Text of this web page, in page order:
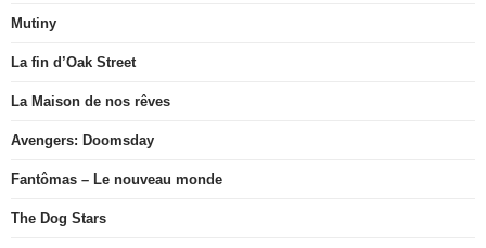
Mutiny
La fin d’Oak Street
La Maison de nos rêves
Avengers: Doomsday
Fantômas – Le nouveau monde
The Dog Stars